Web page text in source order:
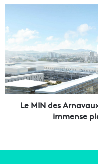
l
a
i
s
a
p
p
M
N
d
e
s
A
Le MIN des
immense